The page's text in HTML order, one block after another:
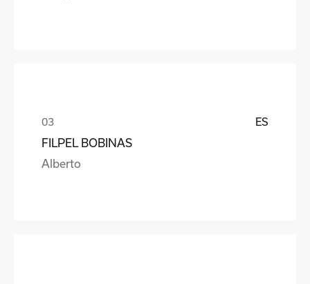
ES
FILPEL BOBINAS
Alberto